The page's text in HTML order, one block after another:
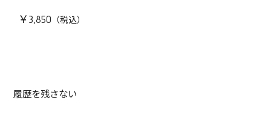
￥3,850
履歴を残さない